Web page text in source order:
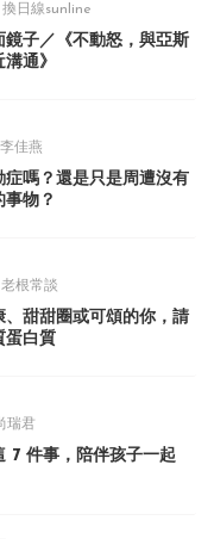
換日線sunline
鏡子／《不動怒，與亞斯
通》
李佳燕
症嗎？還是只是周遭沒有
事物？
老根常談
、甜甜圈或可頌的你，請
蛋白質
瑞君
7 件事，陪伴孩子一起